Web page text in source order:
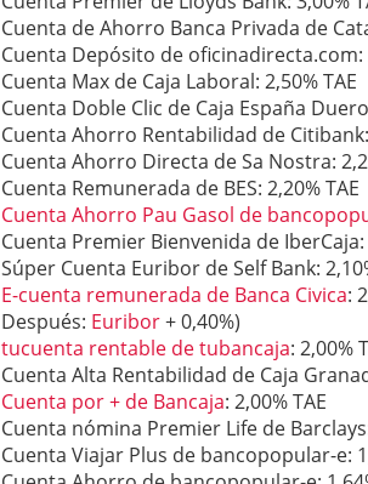
Cuenta de Ahorro Banca Privada de
Cuenta Depósito de oficinadirecta.com:
Cuenta Max de Caja Laboral: 2,50% TAE
Cuenta Doble Clic de Caja España
Cuenta Ahorro Rentabilidad de Citibank:
Cuenta Ahorro Directa de Sa Nostra:
Cuenta Remunerada de BES: 2,20% TAE
Cuenta Ahorro Pau Gasol de
Cuenta Premier Bienvenida de IberCaja:
Súper Cuenta Euribor de Self Bank:
E-cuenta remunerada de Banca Civica:
Después: Euribor+ 0,40%)
tucuenta rentable de tubancaja: 2,00%
Cuenta Alta Rentabilidad de Caja
Cuenta por + de Bancaja: 2,00% TAE
Cuenta nómina Premier Life de
Cuenta Viajar Plus de bancopopular-e: